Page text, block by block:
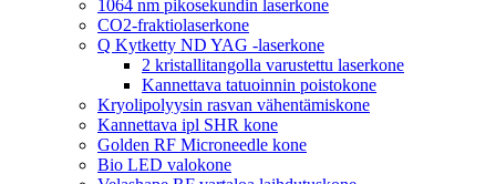
1064 nm pikosekundin laserkone
CO2-fraktiolaserkone
Q Kytketty ND YAG -laserkone
2 kristallitangolla varustettu laserkone
Kannettava tatuoinnin poistokone
Kryolipolyysin rasvan vähentämiskone
Kannettava ipl SHR kone
Golden RF Microneedle kone
Bio LED valokone